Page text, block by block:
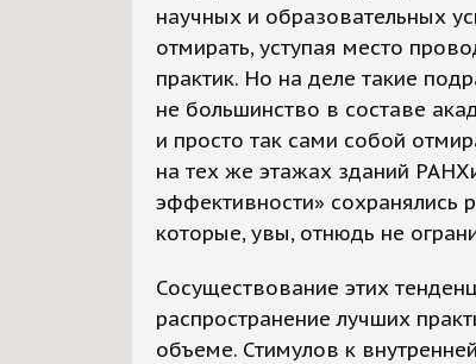
научных и образовательных
отмирать, уступая место
практик. Но на деле такие
не большинство в составе
и просто так сами собой
на тех же этажах зданий
эффективности» сохранялись
которые, увы, отнюдь не
Сосуществование этих
распространение лучших
объеме. Стимулов к